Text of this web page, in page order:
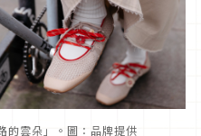
的雲朵」。圖：品牌提供